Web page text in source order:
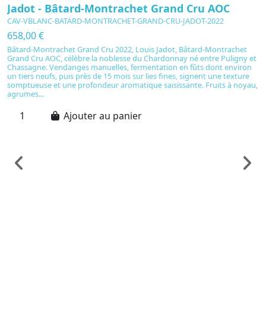
Jadot - Bâtard-Montrachet Grand Cru AOC
CAV-VBLANC-BATARD-MONTRACHET-GRAND-CRU-JADOT-2022
658,00 €
Bâtard-Montrachet Grand Cru 2022, Louis Jadot, Bâtard-Montrachet
Grand Cru AOC, célèbre la noblesse du Chardonnay né entre Puligny et
Chassagne. Vendanges manuelles, fermentation en fûts dont environ
un tiers neufs, puis près de 15 mois sur lies fines, signent une texture
somptueuse et une profondeur aromatique saisissante. Fruits à noyau,
agrumes...
Ajouter au panier